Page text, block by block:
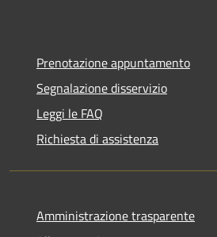
Prenotazione appuntamento
Segnalazione disservizio
Leggi le FAQ
Richiesta di assistenza
Amministrazione trasparente